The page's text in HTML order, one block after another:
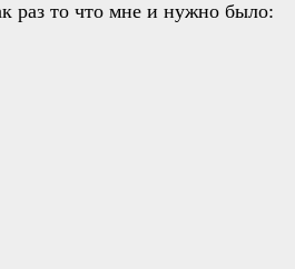
раз то что мне и нужно было: